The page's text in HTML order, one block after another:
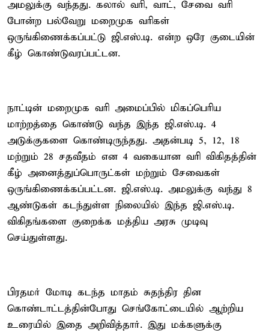
அமலுக்கு வந்தது. கலால் வரி, வாட், சேவை வரி
போன்ற பல்வேறு மறைமுக வரிகள்
ஒருங்கிணைக்கப்பட்டு ஜி.எஸ்.டி. என்ற ஒரே குடையின்
கீழ் கொண்டுவரப்பட்டன.
நாட்டின் மறைமுக வரி அமைப்பில் மிகப்பெரிய
மாற்றத்தை கொண்டு வந்த இந்த ஜி.எஸ்.டி. 4
அடுக்குகளை கொண்டிருந்தது. அதன்படி 5, 12, 18
மற்றும் 28 சதவீதம் என 4 வகையான வரி விகிதத்தின்
கீழ் அனைத்துப்பொருட்கள் மற்றும் சேவைகள்
ஒருங்கிணைக்கப்பட்டன. ஜி.எஸ்.டி. அமலுக்கு வந்து 8
ஆண்டுகள் கடந்துள்ள நிலையில் இந்த ஜி.எஸ்.டி.
விகிதங்களை குறைக்க மத்திய அரசு முடிவு
செய்துள்ளது.
பிரதமர் மோடி கடந்த மாதம் சுதந்திர தின
கொண்டாட்டத்தின்போது செங்கோட்டையில் ஆற்றிய
உரையில் இதை அறிவித்தார். இது மக்களுக்கு